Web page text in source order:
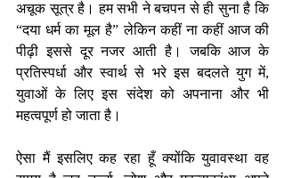
अचूक सूत्र है। हम सभी ने बचपन से ही सुना है कि
“दया धर्म का मूल है” लेकिन कहीं ना कहीं आज की
पीढ़ी इससे दूर नजर आती है। जबकि आज के
प्रतिस्पर्धा और स्वार्थ से भरे इस बदलते युग में,
युवाओं के लिए इस संदेश को अपनाना और भी
महत्वपूर्ण हो जाता है।
ऐसा मैं इसलिए कह रहा हूँ क्योंकि युवावस्था वह